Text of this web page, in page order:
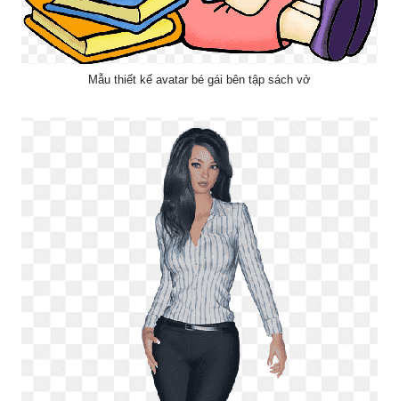
Mẫu thiết kế avatar bé gái bên tập sách vở